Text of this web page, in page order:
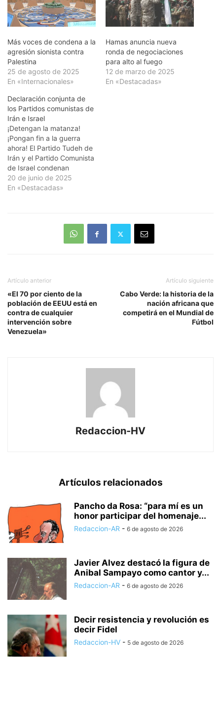
Más voces de condena a la
agresión sionista contra
Palestina
25 de agosto de 2025
En «Internacionales»
Hamas anuncia nueva
ronda de negociaciones
para alto al fuego
12 de marzo de 2025
En «Destacadas»
Declaración conjunta de
los Partidos comunistas de
Irán e Israel
¡Detengan la matanza!
¡Pongan fin a la guerra
ahora! El Partido Tudeh de
Irán y el Partido Comunista
de Israel condenan
enérgicamente la continua
agresión israelí en la región
directa del derecho
internacional. Exigimos el
20 de junio de 2025
En «Destacadas»
Artículo anterior
«El 70 por ciento de la
población de EEUU está en
contra de cualquier
intervención sobre
Venezuela»
Artículo siguiente
Cabo Verde: la historia de la
nación africana que
competirá en el Mundial de
Fútbol
Redaccion-HV
Artículos relacionados
Pancho da Rosa: “para mí es un
honor participar del homenaje...
Redaccion-AR - 6 de agosto de 2026
Javier Alvez destacó la figura de
Anibal Sampayo como cantor y...
Redaccion-AR - 6 de agosto de 2026
Decir resistencia y revolución es
decir Fidel
Redaccion-HV - 5 de agosto de 2026